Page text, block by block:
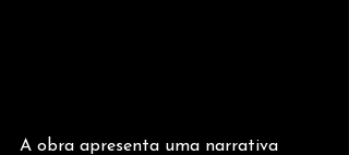
A obra apresenta uma narrativa